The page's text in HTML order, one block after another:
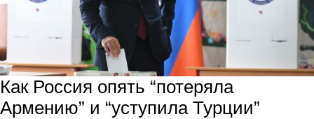
Как Россия опять “потеряла
Армению” и “уступила Турции”